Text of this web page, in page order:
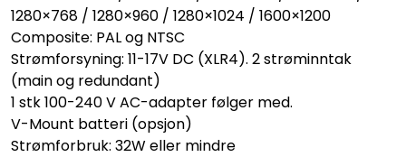
1280×768 / 1280×960 / 1280×1024 / 1600×1200
Composite: PAL og NTSC
Strømforsyning: 11-17V DC (XLR4). 2 strøminntak
(main og redundant)
1 stk 100-240 V AC-adapter følger med.
V-Mount batteri (opsjon)
Strømforbruk: 32W eller mindre